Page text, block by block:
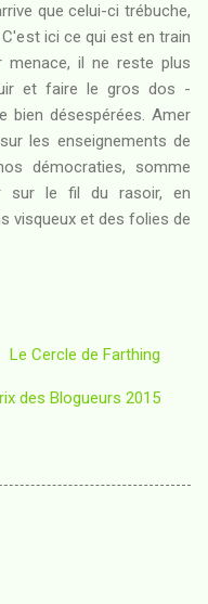
que celui-ci trébuche,
ici ce qui est en train
menace, il ne reste plus
et faire le gros dos -
bien désespérées. Amer
les enseignements de
démocraties, somme
sur le fil du rasoir, en
visqueux et des folies de
Le Cercle de Farthing
des Blogueurs 2015